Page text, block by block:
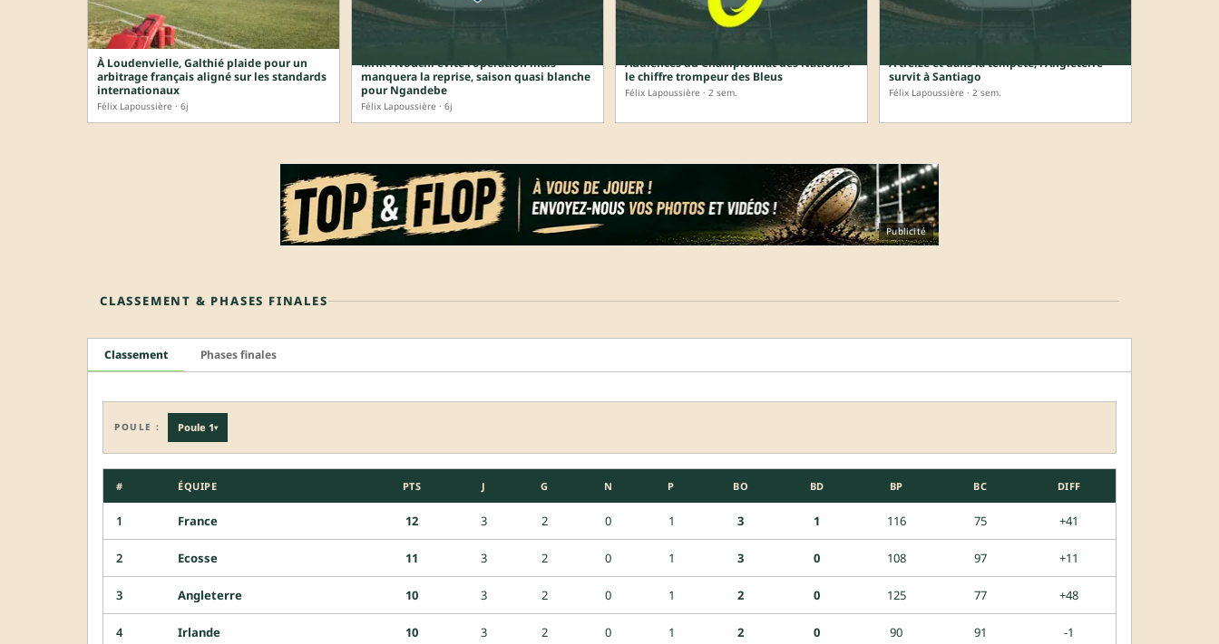
À Loudenvielle, Galthié plaide pour un
arbitrage français aligné sur les standards
internationaux
Félix Lapoussière · 6j
MHR : Nouchi évite l’opération mais
manquera la reprise, saison quasi blanche
pour Ngandebe
Félix Lapoussière · 6j
Audiences du Championnat des Nations :
le chiffre trompeur des Bleus
Félix Lapoussière · 2 sem.
À treize et dans la tempête, l’Angleterre
survit à Santiago
Félix Lapoussière · 2 sem.
Publicité
CLASSEMENT & PHASES FINALES
Classement Phases finales
POULE : Poule 1▾
# ÉQUIPE PTS J G N P BO BD BP BC DIFF
1 France 12 3 2 0 1 3 1 116 75 +41
2 Ecosse 11 3 2 0 1 3 0 108 97 +11
3 Angleterre 10 3 2 0 1 2 0 125 77 +48
4 Irlande 10 3 2 0 1 2 0 90 91 -1